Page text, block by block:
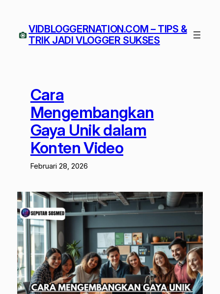
konten VIDBLOGGERNATION.COM – TIPS &
TRIK JADI VLOGGER SUKSES
Cara
Mengembangkan
Gaya Unik dalam
Konten Video
Februari 28, 2026